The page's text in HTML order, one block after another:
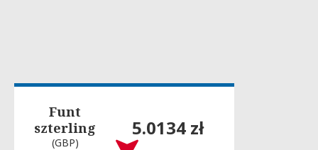
Funt
szterling
(GBP)
5.0134 zł